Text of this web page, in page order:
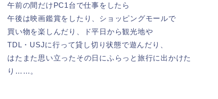
午前の間だけPC1台で仕事をしたら
午後は映画鑑賞をしたり、ショッピングモールで
買い物を楽しんだり、ド平日から観光地や
TDL・USJに行って貸し切り状態で遊んだり、
はたまた思い立ったその日にふらっと旅行に出かけた
り……。